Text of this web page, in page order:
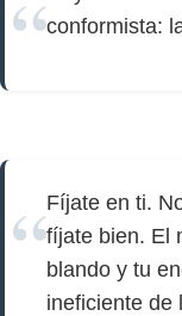
conformista:
Fíjate en ti.
fíjate bien. El
blando y tu
ineficiente de